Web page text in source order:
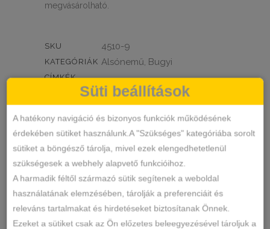
megvásárolható.
SKU 4510-9
KATEGÓRIÁK Alsónemű Bugyi
CÍMKÉK
MEGOSZTÁS
Török pamut bugyi széles oldalrésszel
Anyaga:95%pamut,5%elastan
Süti beállítások
A hatékony navigáció és bizonyos funkciók működésének
érdekében sütiket használunk.A "Szükséges" kategóriába sorolt
sütiket a böngésző tárolja, mivel ezek elengedhetetlenül
szükségesek a webhely alapvető funkcióihoz.
A harmadik féltől származó sütik segítenek a weboldal
használatának elemzésében, tárolják a preferenciáit és
releváns tartalmakat és hirdetéseket biztosítanak Önnek.
Ezeket a sütiket csak az Ön előzetes beleegyezésével tároljuk a